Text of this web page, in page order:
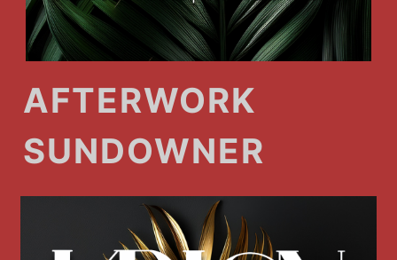
AFTERWORK
SUNDOWNER